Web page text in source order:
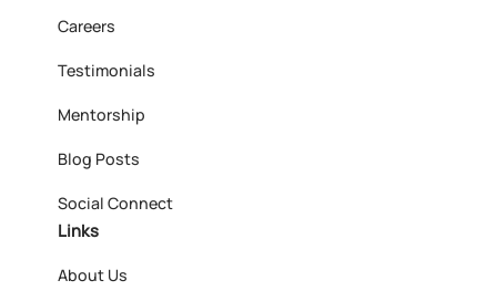
Careers
Testimonials
Mentorship
Blog Posts
Social Connect
Links
About Us